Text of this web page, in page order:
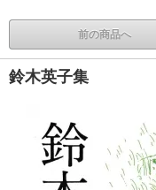
前の商品へ
鈴木英子集